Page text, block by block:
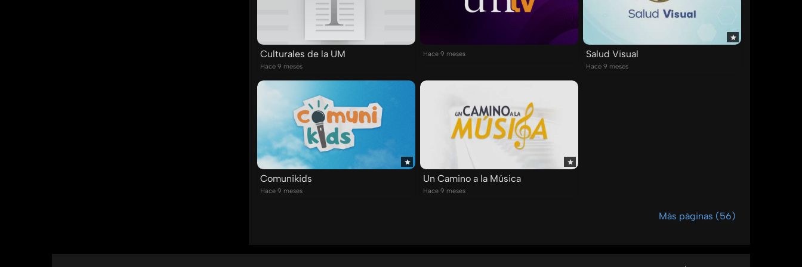
Culturales de la UM
Hace 9 meses
Hace 9 meses Salud Visual
Hace 9 meses
Comunikids
Hace 9 meses
Un Camino a la Música
Hace 9 meses
Más páginas (56)